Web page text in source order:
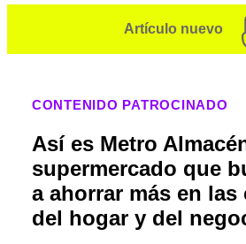
Artículo nuevo
CONTENIDO PATROCINADO
Así es Metro
supermercado que
a ahorrar más en las
del hogar y del